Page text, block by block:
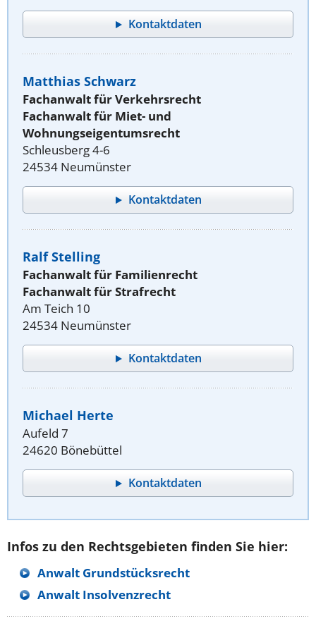
Kontaktdaten
Matthias Schwarz
Fachanwalt für Verkehrsrecht
Fachanwalt für Miet- und
Wohnungseigentumsrecht
Schleusberg 4-6
24534 Neumünster
Kontaktdaten
Ralf Stelling
Fachanwalt für Familienrecht
Fachanwalt für Strafrecht
Am Teich 10
24534 Neumünster
Kontaktdaten
Michael Herte
Aufeld 7
24620 Bönebüttel
Kontaktdaten
Infos zu den Rechtsgebieten finden Sie hier:
Anwalt Grundstücksrecht
Anwalt Insolvenzrecht